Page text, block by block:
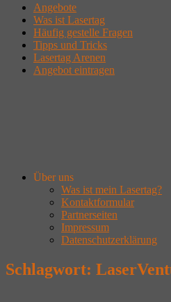
Angebote
Was ist Lasertag
Häufig gestelle Fragen
Tipps und Tricks
Lasertag Arenen
Angebot eintragen
Über uns
Was ist mein Lasertag?
Kontaktformular
Partnerseiten
Impressum
Datenschutzerklärung
Schlagwort: